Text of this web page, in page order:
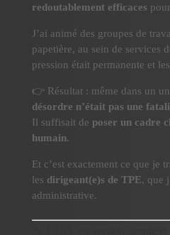
redoutablement efficaces
J’ai animé des groupes de
papetière, au sein de services
pression était permanente et
👉 Résultat : même dans un
désordre n’était pas une
Il suffisait de poser un cadre
humain.
Et c’est exactement ce que je
les dirigeant(e)s de TPE, que
administrative.